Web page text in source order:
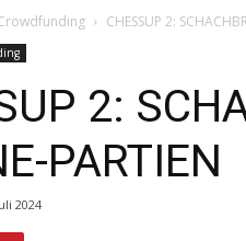
CHESSUP 2:
2:
PARTIEN
2024